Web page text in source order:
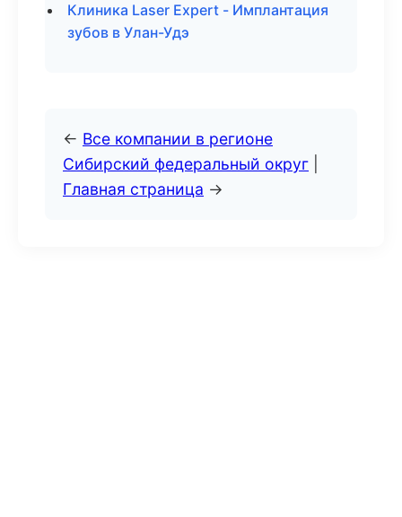
Клиника Laser Expert - Имплантация
зубов в Улан-Удэ
← Все компании в регионе
Сибирский федеральный округ
Главная страница →